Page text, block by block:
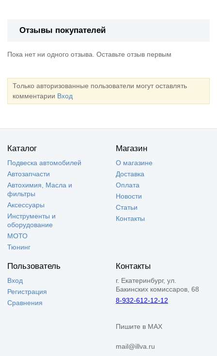
Отзывы покупателей
Пока нет ни одного отзыва. Оставьте отзыв первым
Только авторизованные пользователи могут оставлять
комментарии Вход
Каталог
Подвеска автомобилей
Автозапчасти
Автохимия, Масла и
фильтры
Аксессуары
Инструменты и
оборудование
МОТО
Тюнинг
Магазин
О магазине
Доставка
Оплата
Новости
Статьи
Контакты
Пользователь
Вход
Регистрация
Сравнения
Контакты
г. Екатеринбург, ул.
Бакинских комиссаров, 68
8-932-612-12-12
Пишите в MAX
mail@illva.ru